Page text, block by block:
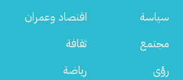
سياسة
اقتصاد وعمران
مجتمع
ثقافة
رؤى
رياضة